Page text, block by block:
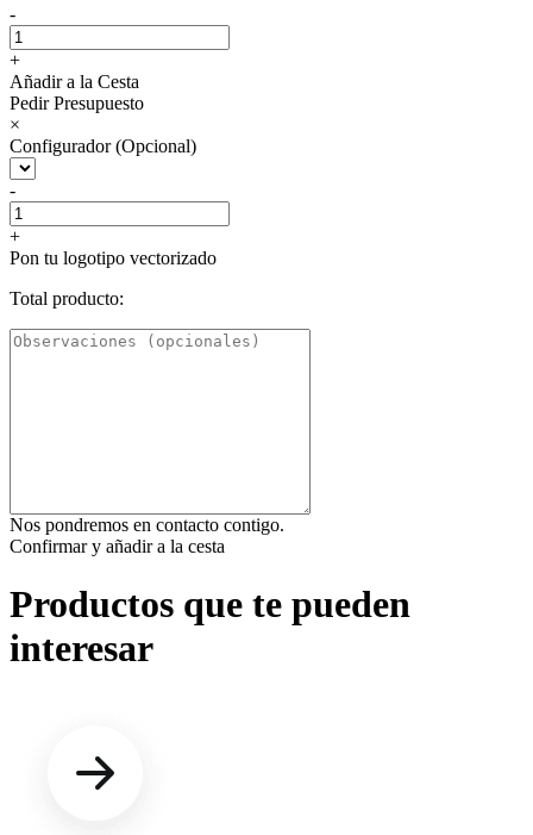
-
+
Añadir a la Cesta
Pedir Presupuesto
×
Configurador (Opcional)
-
+
Pon tu logotipo vectorizado
Total producto:
Nos pondremos en contacto contigo.
Confirmar y añadir a la cesta
Productos que te pueden
interesar